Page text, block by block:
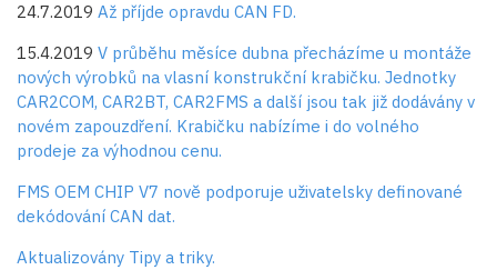
24.7.2019 Až příjde opravdu CAN FD.
15.4.2019 V průběhu měsíce dubna přecházíme u montáže
nových výrobků na vlasní konstrukční krabičku. Jednotky
CAR2COM, CAR2BT, CAR2FMS a další jsou tak již dodávány v
novém zapouzdření. Krabičku nabízíme i do volného
prodeje za výhodnou cenu.
FMS OEM CHIP V7 nově podporuje uživatelsky definované
dekódování CAN dat.
Aktualizovány Tipy a triky.